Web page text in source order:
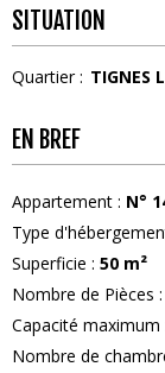
SITUATION
Quartier : TIGNES
EN BREF
Appartement : N°
Type
Superficie : 50 m²
Nombre de Pièces :
Capacité maximum
Nombre de